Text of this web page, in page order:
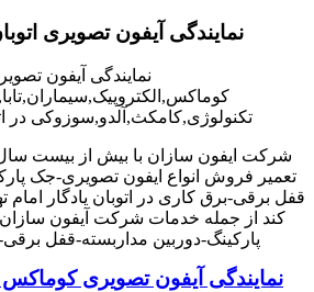
نمایندگی آیفون تصویری
نمایندگی آیفون
تکنولوژی,کامکث,آلدو,سوزوکی در
شرکت ایفون سازان با بیش از بیست
تعمیر فروش انواع ایفون تصویری-جک
قفل برقی-برق کاری در اتوبان یادگار
کند از جمله خدمات شرکت آیفون
پارکینگ-دوربین مداربسته-قفل برقی-
نمایندگی آیفون تصویری کوماکس